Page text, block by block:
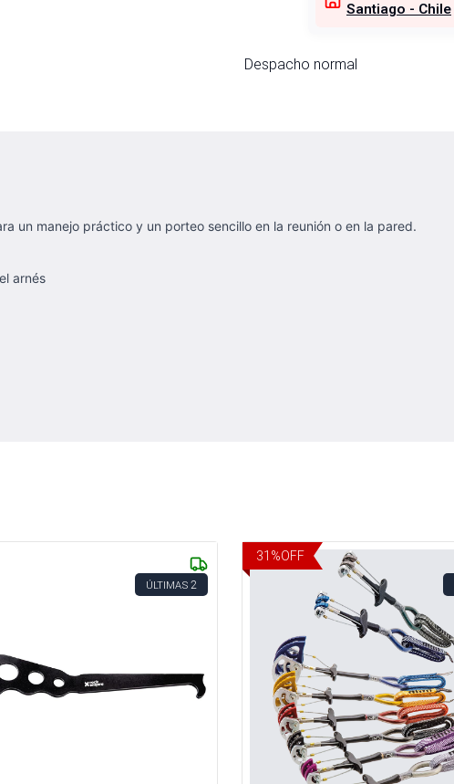
Santiago - Chile
Despacho normal
un manejo práctico y un porteo sencillo en la reunión o en la pared.
arnés
ÚLTIMAS 2
31 %OFF